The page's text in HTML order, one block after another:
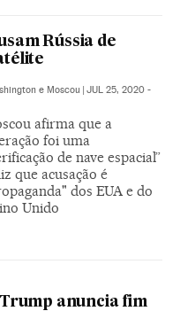
Rússia de
e Moscou | JUL 25, 2020 -
afirma que a
foi uma
de nave espacial”
que acusação é
dos EUA e do
Unido
anuncia fim